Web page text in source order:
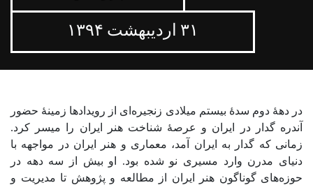
۳۱ اردیبهشت ۱۳۹۴
در دهۀ دوم سدۀ بیستم میلادی زنجیره‌ای از رویدادها زمینۀ حضور
آندره گدار در ایران و عرصۀ شناخت هنر ایران را میسر کرد.
زمانی که گدار به ایران آمد، معماری و هنر ایران در مواجهه با
دنیای مدرن وارد مسیری نو شده بود. او بیش از سه دهه در
حوزه‌های گوناگون هنر ایران از مطالعه و پژوهش تا مدیریت و